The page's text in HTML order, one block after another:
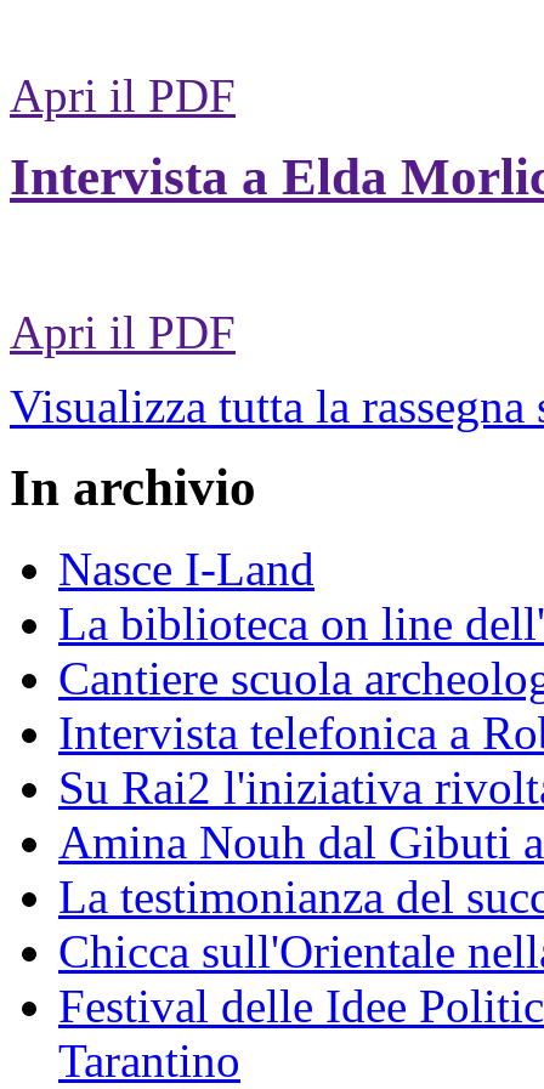
Apri il PDF
Intervista a Elda
Apri il PDF
Visualizza tutta la rassegna
In archivio
Nasce I-Land
La biblioteca on line
Cantiere scuola
Intervista telefonica a
Su Rai2 l'iniziativa
Amina Nouh dal Gibuti
La testimonianza del
Chicca sull'Orientale
Festival delle Idee
Tarantino